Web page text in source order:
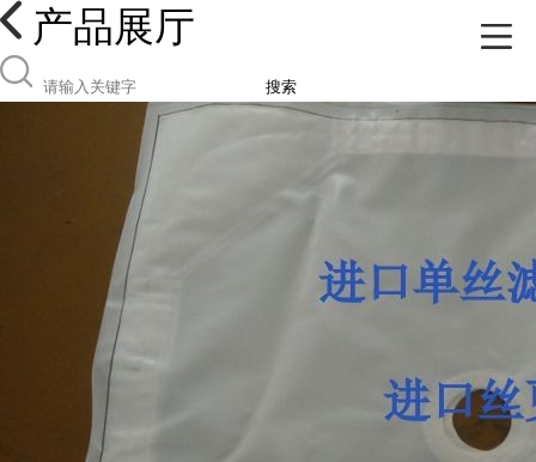
产品展厅
搜索